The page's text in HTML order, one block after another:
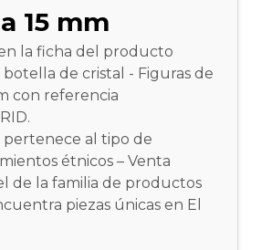
15 mm
la ficha del producto
de cristal - Figuras de
con referencia
al tipo de
étnicos – Venta
de la familia de productos
piezas únicas en El